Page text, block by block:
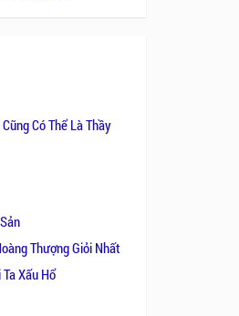
không dùng
Có Thể Là Thầy
Thượng Giỏi Nhất
Xấu Hổ